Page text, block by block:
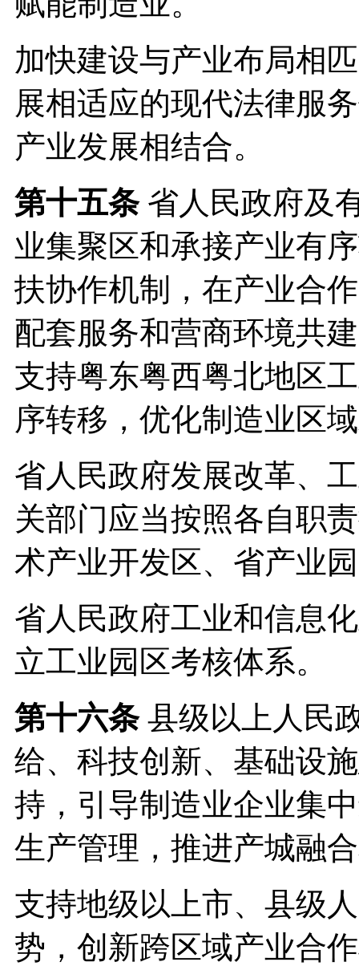
加快建设与产业布局相
展相适应的现代法律服
产业发展相结合。
第十五条省人民政府及
业集聚区和承接产业有
扶协作机制，在产业合
配套服务和营商环境共
支持粤东粤西粤北地区
序转移，优化制造业区
省人民政府发展改革、
关部门应当按照各自职
术产业开发区、省产业
省人民政府工业和信息
立工业园区考核体系。
第十六条县级以上人民
给、科技创新、基础设
持，引导制造业企业集
生产管理，推进产城融
支持地级以上市、县级
势，创新跨区域产业合